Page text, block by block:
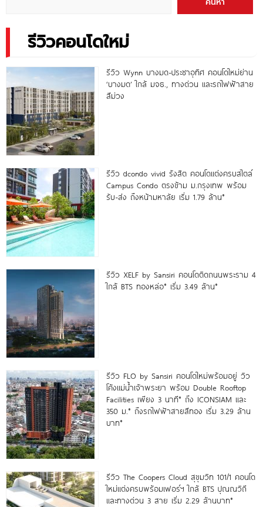
รีวิวคอนโดใหม่
รีวิว Wynn บางมด-ประชาอุทิศ คอนโดใหม่ย่าน
‘บางมด’ ใกล้ มจธ., ทางด่วน และรถไฟฟ้าสาย
สีม่วง
รีวิว dcondo vivid รังสิต คอนโดแต่งครบสไตล์
Campus Condo ตรงข้าม ม.กรุงเทพ พร้อม
รับ-ส่ง ถึงหน้ามหาลัย เริ่ม 1.79 ล้าน*
รีวิว XELF by Sansiri คอนโดติดถนนพระราม 4
ใกล้ BTS ทองหล่อ* เริ่ม 3.49 ล้าน*
รีวิว FLO by Sansiri คอนโดใหม่พร้อมอยู่ วิว
โค้งแม่น้ำเจ้าพระยา พร้อม Double Rooftop
Facilities เพียง 3 นาที* ถึง ICONSIAM และ
350 ม.* ถึงรถไฟฟ้าสายสีทอง เริ่ม 3.29 ล้าน
บาท*
รีวิว The Coopers Cloud สุขุมวิท 101/1 คอนโด
ใหม่แต่งครบพร้อมเฟอร์ฯ ใกล้ BTS ปุณณวิถี
และทางด่วน 3 สาย เริ่ม 2.29 ล้านบาท*